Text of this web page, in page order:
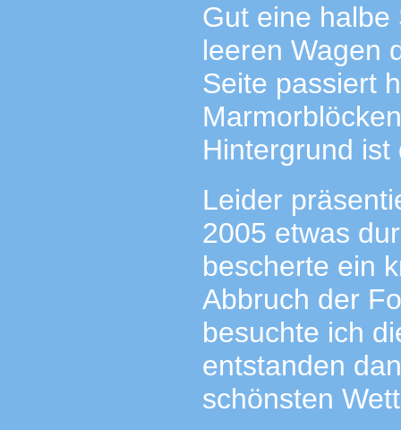
Gut eine
leeren Wagen
Seite passiert
Hintergrund
Leider
2005 etwas
bescherte ein
Abbruch der
besuchte ich
entstanden
schönsten